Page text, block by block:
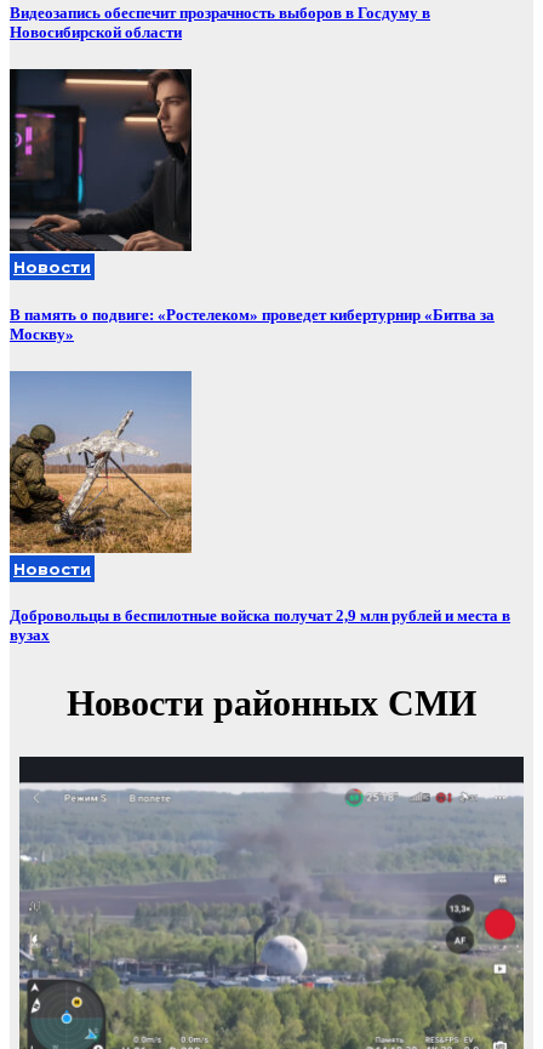
Видеозапись обеспечит прозрачность выборов в Госдуму в
Новосибирской области
Новости
В память о подвиге: «Ростелеком» проведет кибертурнир «Битва за
Москву»
Новости
Добровольцы в беспилотные войска получат 2,9 млн рублей и места в
вузах